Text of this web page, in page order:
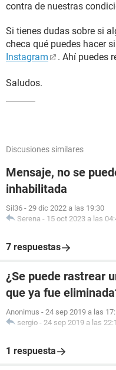
contra de nuestras
Si tienes dudas sobre si
checa qué puedes hacer si
Instagram
. Ahí puedes
Saludos.
Discusiones similares
Mensaje, no se
inhabilitada
Sil36 - 29 dic 2022 a las 19:30
Serena - 15 oct 2023 a las
7 respuestas
¿Se puede rastrear
que ya fue
Anonimus - 24 sep 2019 a las
sergio - 24 sep 2019 a las
1 respuesta